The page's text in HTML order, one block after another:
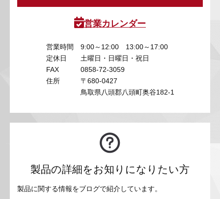
営業カレンダー
営業時間
9:00～12:00 13:00～17:00
定休日
土曜日・日曜日・祝日
FAX
0858-72-3059
住所
〒680-0427
鳥取県八頭郡八頭町奥谷182-1
製品の詳細をお知りになりたい方
製品に関する情報をブログで紹介しています。